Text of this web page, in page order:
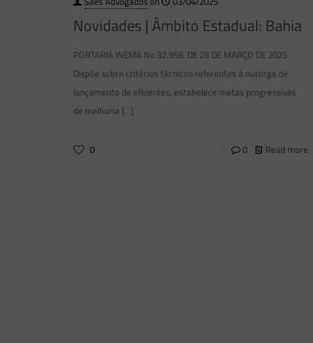
Novidades | Âmbito Estadual: Bahia
PORTARIA INEMA No 32.958, DE 26 DE MARÇO DE 2025
Dispõe sobre critérios técnicos referentes à outorga de
lançamento de efluentes, estabelece metas progressivas
de melhoria […]
0 0 Read more